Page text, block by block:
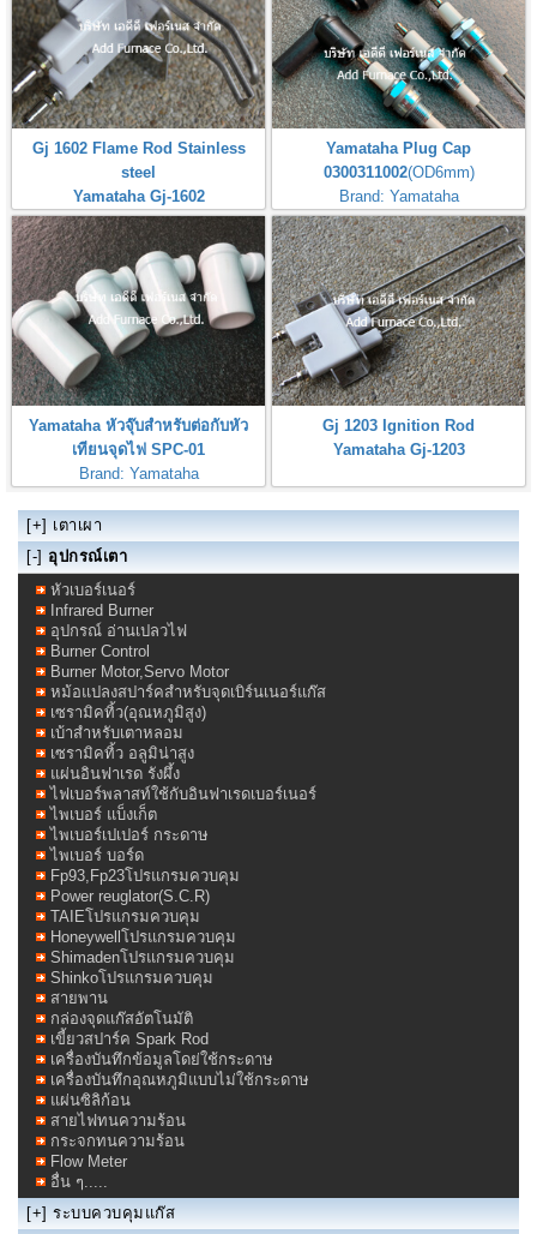
Gj 1602 Flame Rod Stainless
steel
Yamataha Gj-1602
Yamataha Plug Cap
0300311002(OD6mm)
Brand: Yamataha
หัวจุ๊บสำหรับต่อกับหัวเทียนจุดไฟ
Yamataha หัวจุ๊บสำหรับต่อกับหัว
เทียนจุดไฟ SPC-01
Brand: Yamataha
Gj 1203 Ignition Rod
Yamataha Gj-1203
[+] เตาเผา
[-] อุปกรณ์เตา
หัวเบอร์เนอร์
Infrared Burner
อุปกรณ์ อ่านเปลวไฟ
Burner Control
Burner Motor,Servo Motor
หม้อแปลงสปาร์คสำหรับจุดเบิร์นเนอร์แก๊ส
เซรามิคทิ้ว(อุณหภูมิสูง)
เบ้าสำหรับเตาหลอม
เซรามิคทิ้ว อลูมิน่าสูง
แผ่นอินฟาเรด รังผึ้ง
ไฟเบอร์พลาสท์ใช้กับอินฟาเรดเบอร์เนอร์
ไพเบอร์ แบ็งเก็ต
ไพเบอร์เปเปอร์ กระดาษ
ไพเบอร์ บอร์ด
Fp93,Fp23โปรแกรมควบคุม
Power reuglator(S.C.R)
TAIEโปรแกรมควบคุม
Honeywellโปรแกรมควบคุม
Shimadenโปรแกรมควบคุม
Shinkoโปรแกรมควบคุม
สายพาน
กล่องจุดแก๊สอัตโนมัติ
เขี้ยวสปาร์ค Spark Rod
เครื่องบันทึกข้อมูลโดย่ใช้กระดาษ
เครื่องบันทึกอุณหภูมิแบบไม่ใช้กระดาษ
แผ่นซิลิก้อน
สายไฟทนความร้อน
กระจกทนความร้อน
Flow Meter
อื่น ๆ.....
[+] ระบบควบคุมแก๊ส